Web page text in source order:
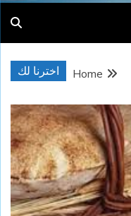
اخترنا لك Home